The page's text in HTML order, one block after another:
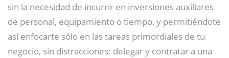
sin la necesidad de incurrir en inversiones auxiliares
de personal, equipamiento o tiempo, y permitiéndote
así enfocarte sólo en las tareas primordiales de tu
negocio, sin distracciones: delegar y contratar a una